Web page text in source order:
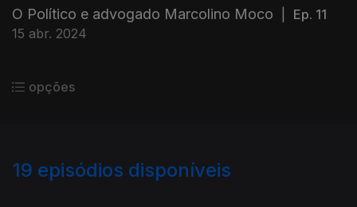
O Político e advogado Marcolino Moco
Ep. 11
15 abr. 2024
opções
19 episódios disponíveis